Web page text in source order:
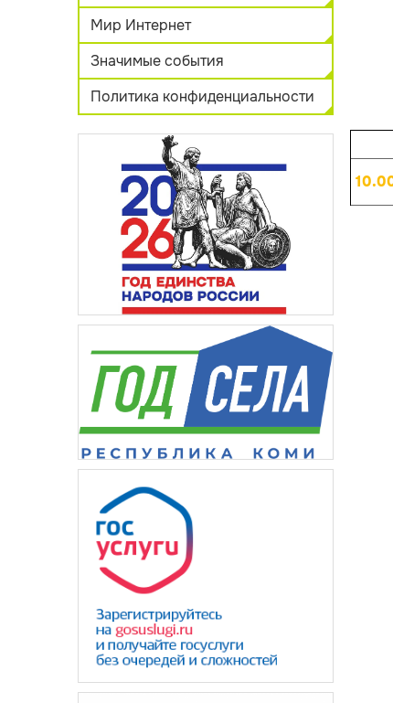
Мир Интернет
Значимые события
Политика конфиденциальности